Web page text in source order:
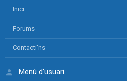
Inici
Forums
Contacti'ns
Menú d'usuari